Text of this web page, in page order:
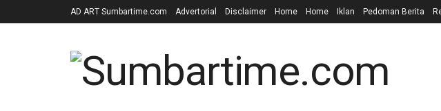
AD ART Sumbartime.com Advertorial Disclaimer Home Home Iklan Pedoman Berita